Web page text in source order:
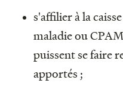
s'affilier à la
maladie ou
puissent se faire
apportés ;